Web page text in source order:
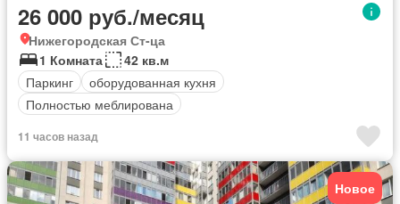
26 000 руб./месяц
Нижегородская Ст-ца
1 Комната
42 кв.м
Паркинг
оборудованная кухня
Полностью меблирована
11 часов назад
Новое